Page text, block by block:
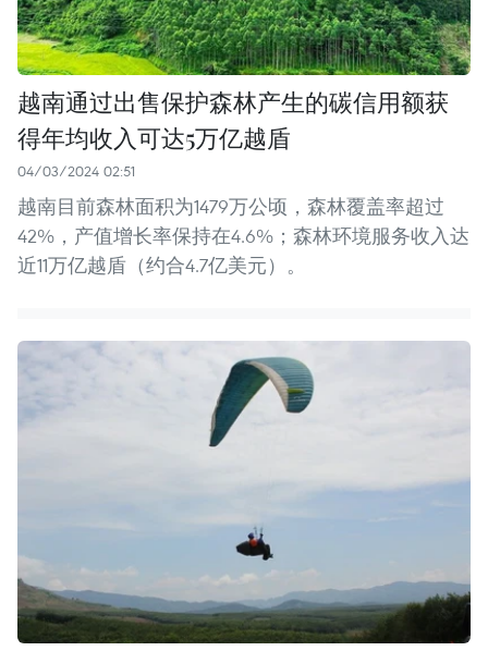
越南通过出售保护森林产生的碳信用额获
得年均收入可达5万亿越盾
04/03/2024 02:51
越南目前森林面积为1479万公顷，森林覆盖率超过
42%，产值增长率保持在4.6%；森林环境服务收入达
近11万亿越盾（约合4.7亿美元）。